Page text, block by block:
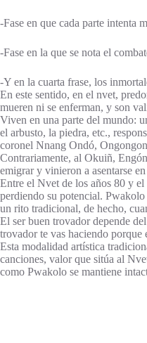
-Fase en que cada parte intenta
-Fase en la que se nota el
-Y en la cuarta frase, los
En este sentido, en el nvet,
mueren ni se enferman, y son
Viven en una parte del mundo:
el arbusto, la piedra, etc.,
coronel Nnang Ondó,
Contrariamente, al Okuiñ,
emigrar y vinieron a asentarse
Entre el Nvet de los años 80 y el
perdiendo su potencial.
un rito tradicional, de hecho,
El ser buen trovador depende
trovador te vas haciendo porque
Esta modalidad artística
canciones, valor que sitúa al
como Pwakolo se mantiene